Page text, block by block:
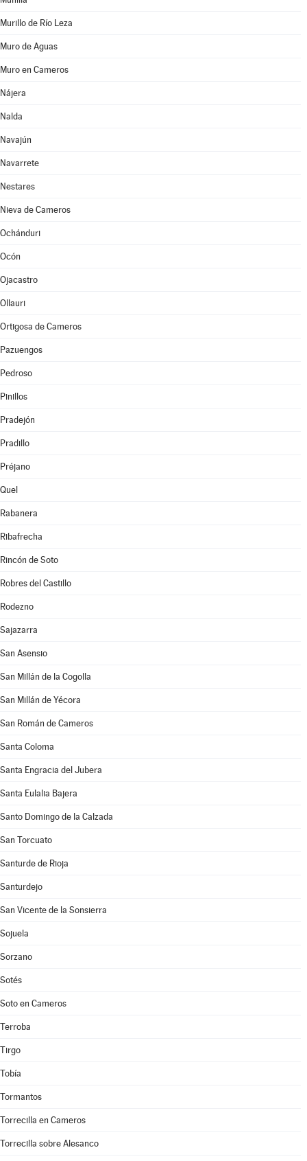
Murillo de Río Leza
Muro de Aguas
Muro en Cameros
Nájera
Nalda
Navajún
Navarrete
Nestares
Nieva de Cameros
Ochánduri
Ocón
Ojacastro
Ollauri
Ortigosa de Cameros
Pazuengos
Pedroso
Pinillos
Pradejón
Pradillo
Préjano
Quel
Rabanera
Ribafrecha
Rincón de Soto
Robres del Castillo
Rodezno
Sajazarra
San Asensio
San Millán de la Cogolla
San Millán de Yécora
San Román de Cameros
Santa Coloma
Santa Engracia del Jubera
Santa Eulalia Bajera
Santo Domingo de la Calzada
San Torcuato
Santurde de Rioja
Santurdejo
San Vicente de la Sonsierra
Sojuela
Sorzano
Sotés
Soto en Cameros
Terroba
Tirgo
Tobía
Tormantos
Torrecilla en Cameros
Torrecilla sobre Alesanco